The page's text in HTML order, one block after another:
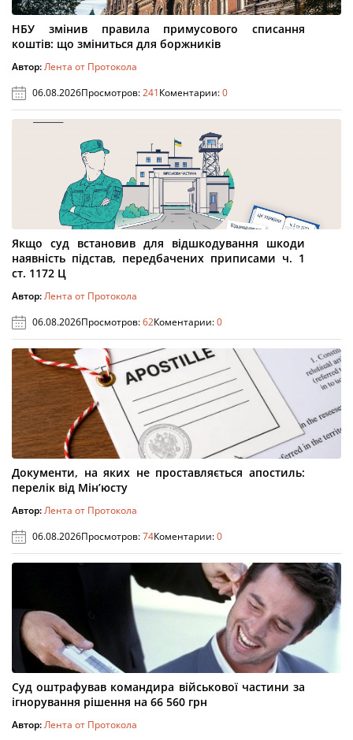
НБУ змінив правила примусового списання
коштів: що зміниться для боржників
Автор:Лента от Протокола
06.08.2026Просмотров:241Коментарии:0
Якщо суд встановив для відшкодування шкоди
наявність підстав, передбачених приписами ч. 1
ст. 1172 Ц
Автор:Лента от Протокола
06.08.2026Просмотров:62Коментарии:0
Документи, на яких не проставляється апостиль:
перелік від Мін’юсту
Автор:Лента от Протокола
06.08.2026Просмотров:74Коментарии:0
Суд оштрафував командира військової частини за
ігнорування рішення на 66 560 грн
Автор:Лента от Протокола